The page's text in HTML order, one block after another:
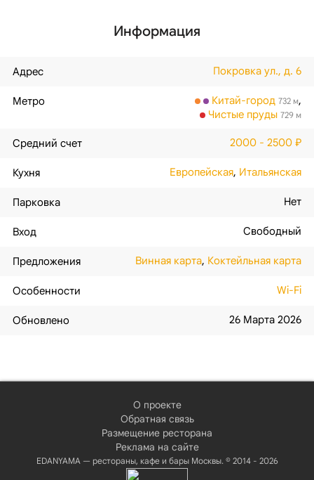
Информация
Адрес Покровка ул., д. 6
Метро Китай-город 732 м,
Чистые пруды 729 м
Средний счет 2000 - 2500 ₽
Кухня Европейская, Итальянская
Парковка Нет
Вход Свободный
Предложения Винная карта, Коктейльная карта
Особенности Wi-Fi
Обновлено 26 Марта 2026
О проекте
Обратная связь
Размещение ресторана
Реклама на сайте
EDANYAMA — рестораны, кафе и бары Москвы. © 2014 - 2026